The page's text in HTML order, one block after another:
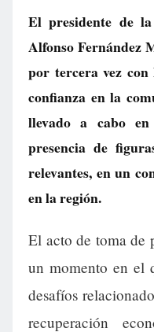
El presidente de
Alfonso Fernández
por tercera vez
confianza en la
llevado a cabo
presencia de
relevantes, en un
en la región.
El acto de toma de
un momento en el
desafíos
recuperación